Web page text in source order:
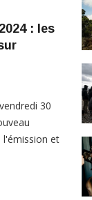
: les
30
l'émission et